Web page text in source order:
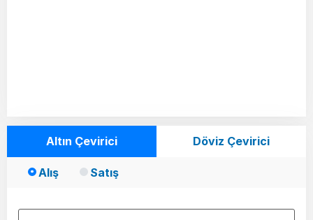
Altın Çevirici Döviz Çevirici
Alış Satış